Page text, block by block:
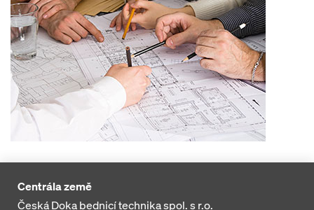
Centrála země
Česká Doka bednicí technika spol. s r.o.